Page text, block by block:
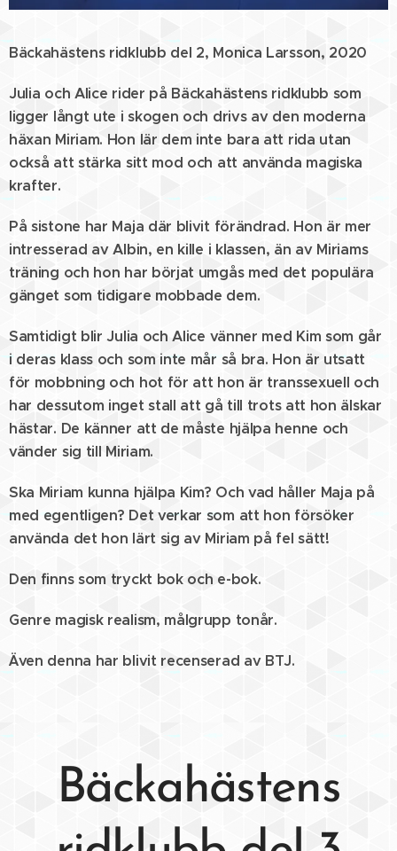
Bäckahästens ridklubb del 2, Monica Larsson, 2020
Julia och Alice rider på Bäckahästens ridklubb som
ligger långt ute i skogen och drivs av den moderna
häxan Miriam. Hon lär dem inte bara att rida utan
också att stärka sitt mod och att använda magiska
krafter.
På sistone har Maja där blivit förändrad. Hon är mer
intresserad av Albin, en kille i klassen, än av Miriams
träning och hon har börjat umgås med det populära
gänget som tidigare mobbade dem.
Samtidigt blir Julia och Alice vänner med Kim som går
i deras klass och som inte mår så bra. Hon är utsatt
för mobbning och hot för att hon är transsexuell och
har dessutom inget stall att gå till trots att hon älskar
hästar. De känner att de måste hjälpa henne och
vänder sig till Miriam.
Ska Miriam kunna hjälpa Kim? Och vad håller Maja på
med egentligen? Det verkar som att hon försöker
använda det hon lärt sig av Miriam på fel sätt!
Den finns som tryckt bok och e-bok.
Genre magisk realism, målgrupp tonår.
Även denna har blivit recenserad av BTJ.
Bäckahästens